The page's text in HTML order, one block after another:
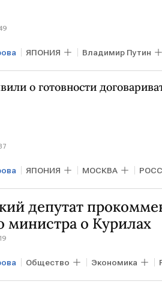
ЯПОНИЯ Владимир Путин
о готовности
ЯПОНИЯ МОСКВА
депутат
министра о Курилах
Общество Экономика
Песков